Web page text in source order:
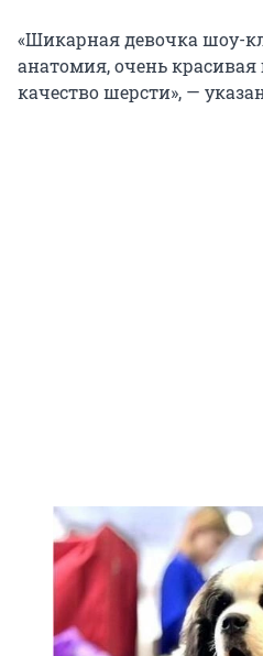
«Шикарная девочка шоу-
анатомия, очень красивая
качество шерсти», —